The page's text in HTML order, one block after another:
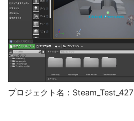
プロジェクト名：Steam_Test_427